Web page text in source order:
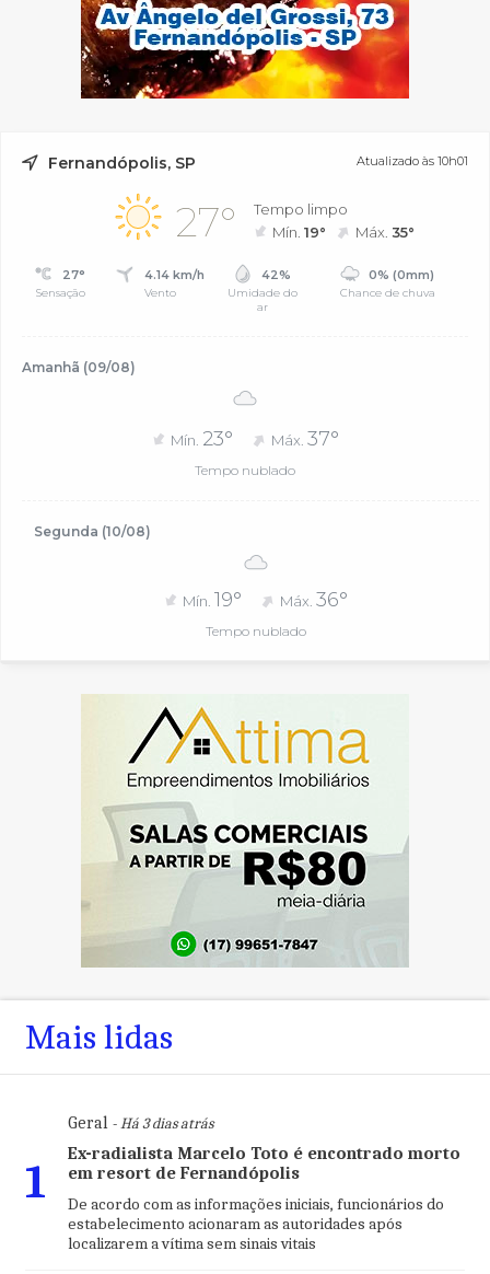
Fernandópolis, SP Atualizado às 10h01
27°
Tempo limpo
Mín.19° Máx.35°
27°
Sensação
4.14 km/h
Vento
42%
Umidade do
ar
0% (0mm)
Chance de chuva
Amanhã (09/08)
Mín. 23° Máx. 37°
Tempo nublado
Segunda (10/08)
Mín. 19° Máx.36°
Tempo nublado
Mais lidas
1
Geral- Há 3 dias atrás
Ex-radialista Marcelo Toto é encontrado morto
em resort de Fernandópolis
De acordo com as informações iniciais, funcionários do
estabelecimento acionaram as autoridades após
localizarem a vítima sem sinais vitais